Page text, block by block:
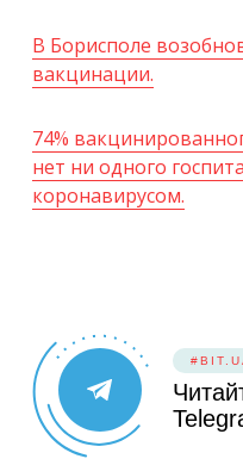
В Борисполе
вакцинации.
74%
нет ни одного
коронавирусом.